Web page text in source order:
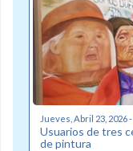
Jueves, Abril 23, 2026
Usuarios de tres
de pintura